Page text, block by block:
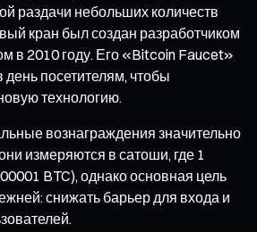
раздачи небольших количеств
кран был создан разработчиком
в 2010 году. Его «Bitcoin Faucet»
день посетителям, чтобы
технологию.
вознаграждения значительно
измеряются в сатоши, где 1
BTC), однако основная цель
снижать барьер для входа и